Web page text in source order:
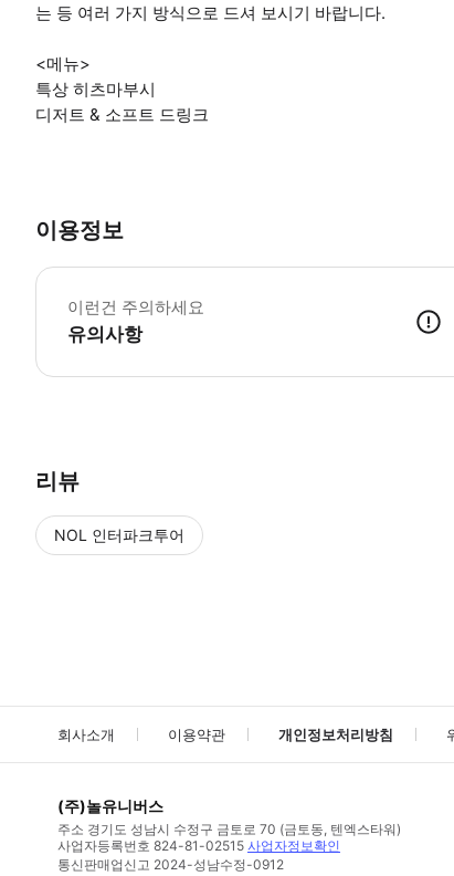
는 등 여러 가지 방식으로 드셔 보시기 바랍니다.
<메뉴>
특상 히츠마부시
디저트 & 소프트 드링크
이용정보
이런건 주의하세요
유의사항
리뷰
NOL 인터파크투어
회사소개 이용약관 개인정보처리방침
(주)놀유니버스
주소 경기도 성남시 수정구 금토로 70 (금토동, 텐엑스타워)
사업자등록번호 824-81-02515 사업자정보확인
통신판매업신고 2024-성남수정-0912